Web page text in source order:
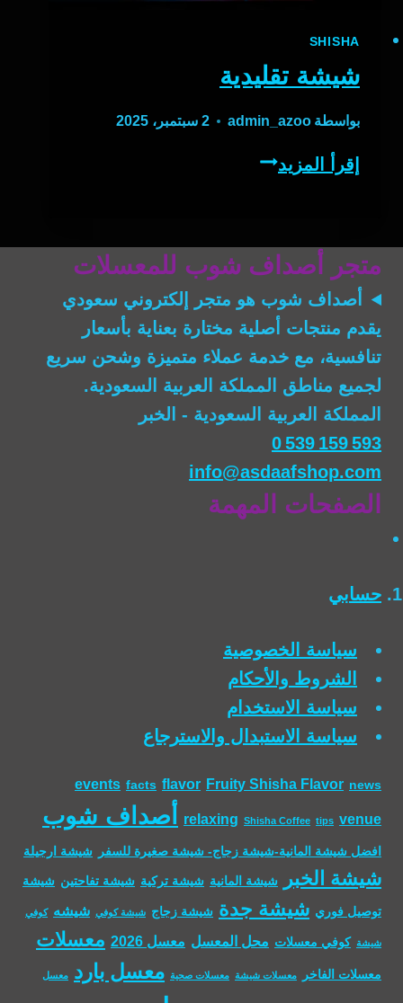
SHISHA
شيشة تقليدية
بواسطة admin_azoo 2 سبتمبر، 2025
إقرأ المزيدشيشة
متجر أصداف شوب للمعسلات
أصداف شوب هو متجر إلكتروني سعودي
يقدم منتجات أصلية مختارة بعناية بأسعار
تنافسية، مع خدمة عملاء متميزة وشحن سريع
لجميع مناطق المملكة العربية السعودية.
المملكة العربية السعودية - الخبر
0 539 159 593
info@asdaafshop.com
الصفحات المهمة
حسابي
سياسة الخصوصية
الشروط والأحكام
سياسة الاستخدام
سياسة الاستبدال والاسترجاع
events facts flavor Fruity Shisha Flavor news
relaxing Shisha Coffee tips venue أصداف شوب
افضل شيشة المانية-شيشة زجاج- شيشة صغيرة للسفر شيشة ارجيلة
شيشة الخبر شيشة المانية شيشة تركية شيشة تفاحتين شيشة
توصيل فوري شيشة جدة شيشة زجاج شيشة كوفي شيشه كوفي
شيشة كوفي معسلات محل المعسل معسل 2026 معسلات
معسلات الفاخر معسلات شيشة معسلات صحية معسل بارد معسل